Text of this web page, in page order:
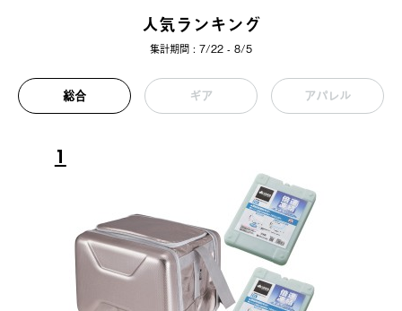
人気ランキング
集計期間 : 7/22 - 8/5
総合 ギア アパレル
1